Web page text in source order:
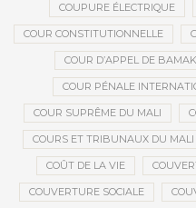
COUPURE ÉLECTRIQUE
COUR CONSTITUTIONNELLE
COUR D’APPEL DE
COUR PÉNALE
COUR SUPRÊME DU MALI
COURS ET TRIBUNAUX DU MALI
COÛT DE LA VIE
COUVERTURE SOCIALE